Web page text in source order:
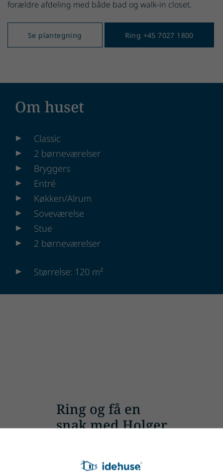
forældre afdeling med både bad og walk-in closet.
Se plantegning Ring +45 7027 1800
Om huset
Classic
2 børneværelser
Bryggers
Entré
Køkken/Alrum
Soveværelse
Stue
2 børneværelser
Størrelse: 120 m²
Ring og få en
snak med Holger